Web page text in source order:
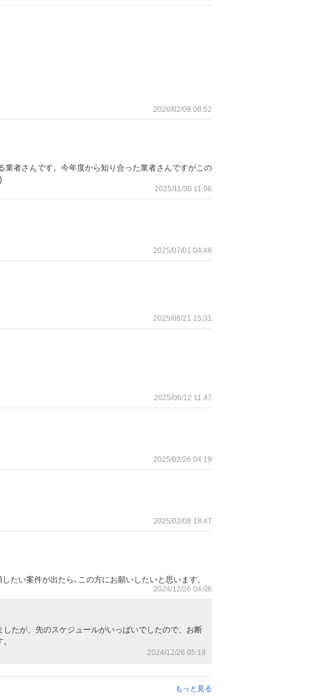
2026/02/09 08:52
者さんです。今年度から知り合った業者さんですがこの
2025/11/30 11:06
2025/07/01 04:48
2025/06/21 15:31
2025/06/12 11:47
2025/02/26 04:19
2025/02/08 18:47
たい案件が出たら､この方にお願いしたいと思います。
2024/12/26 04:06
たが、先のスケジュールがいっぱいでしたので、お断
2024/12/26 05:19
もっと見る